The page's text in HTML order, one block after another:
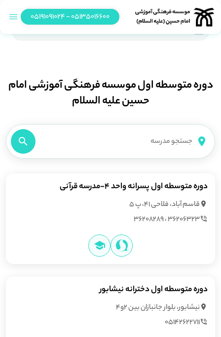
05135016600 - 05191091024
دوره متوسطه اول موسسه فرهنگی آموزشی امام
حسین علیه السلام
دوره متوسطه اول پسرانه واحد 4-مدرسه قرآنی
قاسم آباد، فلاحی 41، پ 5
36206323 ، 36208289
دوره متوسطه اول دخترانه نیشابور
نیشابور، بلوار جانبازان بين 2و4
05142622711